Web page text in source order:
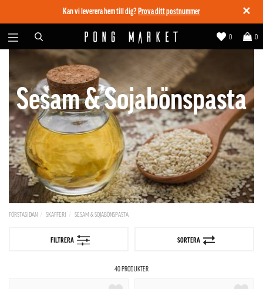
✕
Kan vi leverera hem till dig? Prova ditt postnummer
0
0
Sesam & Sojabönspasta
FÖRSTASIDAN SKAFFERI SESAM & SOJABÖNSPASTA
FILTRERA SORTERA
40 PRODUKTER